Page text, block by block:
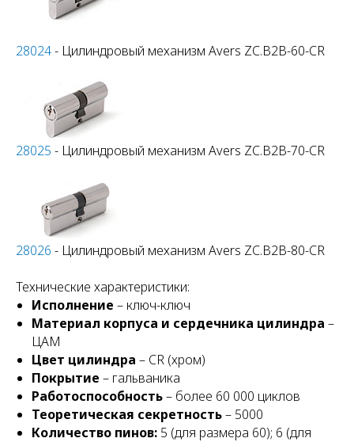
28024- Цилиндровый механизм Avers ZC.B2B-60-CR
28025 - Цилиндровый механизм Avers ZC.B2B-70-CR
28026 - Цилиндровый механизм Avers ZC.B2B-80-CR
Технические характеристики:
Исполнение – ключ-ключ
Материал корпуса и сердечника цилиндра –
ЦАМ
Цвет цилиндра – CR (хром)
Покрытие – гальваника
Работоспособность– более 60 000 циклов
Теоретическая секретность– 5000
Количество пинов: 5 (для размера 60); 6 (для